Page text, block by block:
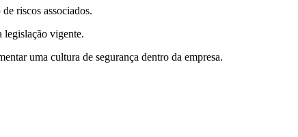
riscos associados.
legislação vigente.
uma cultura de segurança dentro da empresa.